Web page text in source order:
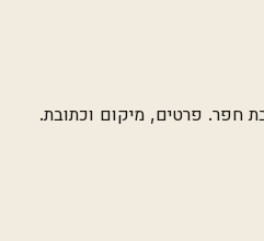
חפר. פרטים, מיקום וכתובת.